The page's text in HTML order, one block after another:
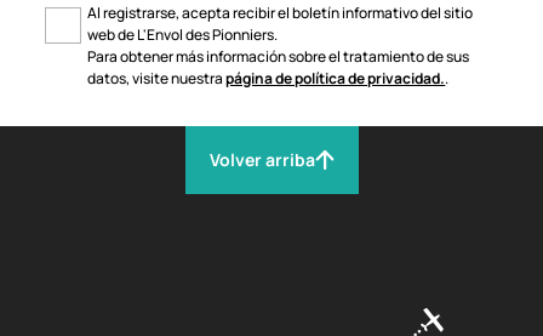
Al registrarse, acepta recibir el boletín informativo del sitio
web de L'Envol des Pionniers.
Para obtener más información sobre el tratamiento de sus
datos, visite nuestrapágina de política de privacidad..
Volver arriba